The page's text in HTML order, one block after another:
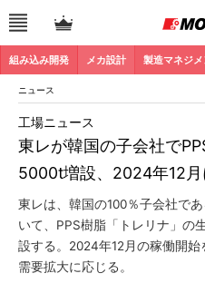
組み込み開発 メカ設計 製造マネジメ
ニュース
東レが韓国の子会社で
5000t増設、2024年12
工場ニュース
東レは、韓国の100％子会社で
いて、PPS樹脂「トレリナ」の
設する。2024年12月の稼働開
需要拡大に応じる。